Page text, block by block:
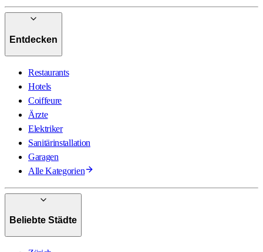
Entdecken
Restaurants
Hotels
Coiffeure
Ärzte
Elektriker
Sanitärinstallation
Garagen
Alle Kategorien
Beliebte Städte